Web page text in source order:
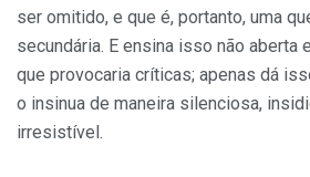
ser omitido, e que é, portanto, uma
secundária. E ensina isso não aberta
que provocaria críticas; apenas dá
o insinua de maneira silencio­sa,
irresistível.